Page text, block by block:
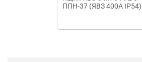
ППН-37 (ЯВЗ 400А IP54)